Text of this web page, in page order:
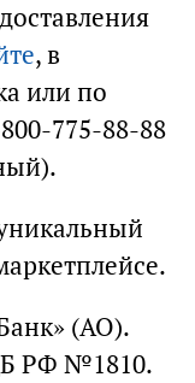
, в
или по
775-88-88
(АО).
РФ №1810.